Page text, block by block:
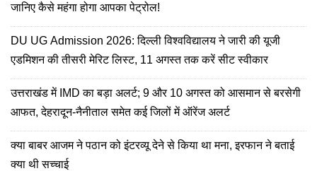
जानिए कैसे महंगा होगा आपका पेट्रोल!
DU UG Admission 2026: दिल्‍ली विश्वविद्यालय ने जारी की यूजी
एडमिशन की तीसरी मेरिट लिस्ट, 11 अगस्त तक करें सीट स्वीकार
उत्तराखंड में IMD का बड़ा अलर्ट; 9 और 10 अगस्त को आसमान से बरसेगी
आफत, देहरादून-नैनीताल समेत कई जिलों में ऑरेंज अलर्ट
क्या बाबर आजम ने पठान को इंटरव्यू देने से किया था मना, इरफान ने बताई
क्या थी सच्चाई